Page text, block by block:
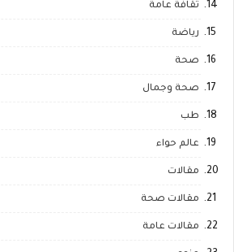
ثقافة عامة
رياضة
صحة
صحة وجمال
طب
عالم حواء
مقالات
مقالات صحة
مقالات عامة